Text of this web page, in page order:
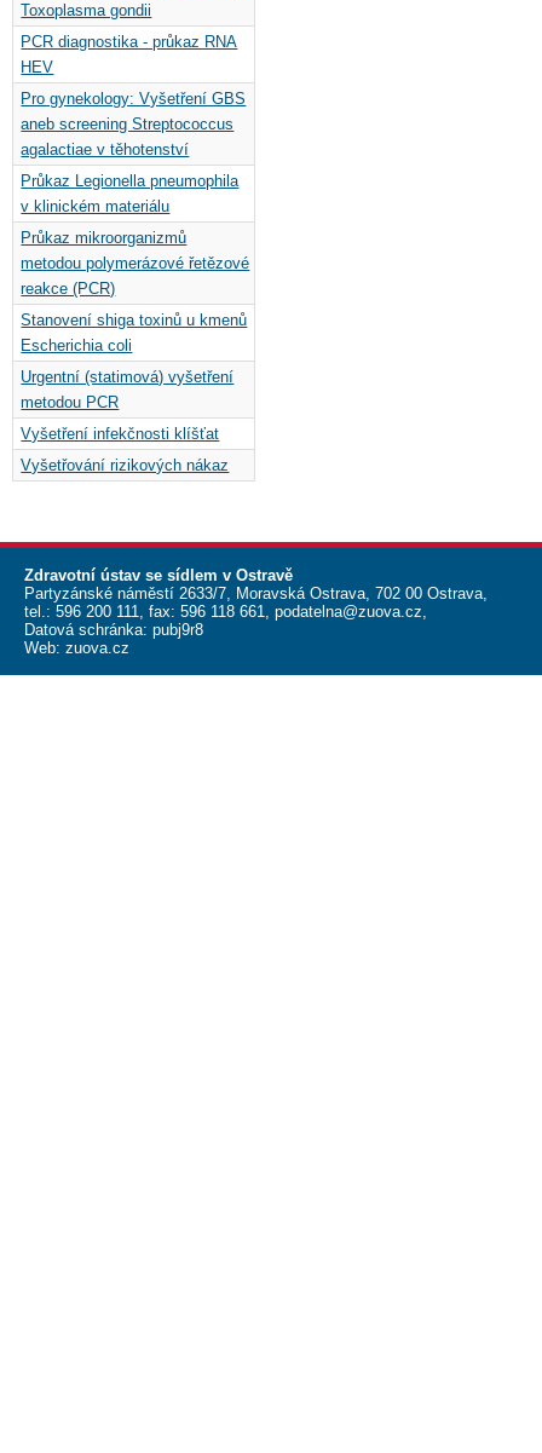
Toxoplasma gondii
PCR diagnostika - průkaz RNA
HEV
Pro gynekology: Vyšetření GBS
aneb screening Streptococcus
agalactiae v těhotenství
Průkaz Legionella pneumophila
v klinickém materiálu
Průkaz mikroorganizmů
metodou polymerázové řetězové
reakce (PCR)
Stanovení shiga toxinů u kmenů
Escherichia coli
Urgentní (statimová) vyšetření
metodou PCR
Vyšetření infekčnosti klíšťat
Vyšetřování rizikových nákaz
Zdravotní ústav se sídlem v Ostravě
Partyzánské náměstí 2633/7, Moravská Ostrava, 702 00 Ostrava,
tel.: 596 200 111, fax: 596 118 661, podatelna@zuova.cz,
Datová schránka: pubj9r8
Web: zuova.cz